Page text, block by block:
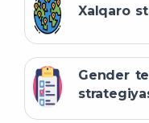
Xalqaro
Gender